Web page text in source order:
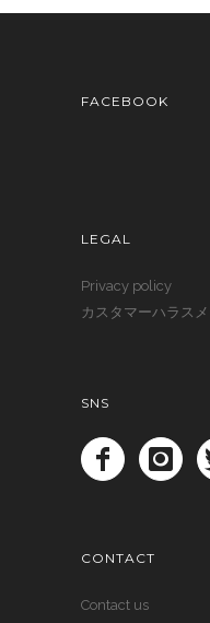
FACEBOOK
LEGAL
Privacy policy
カスタマーハラス
SNS
CONTACT
Contact us